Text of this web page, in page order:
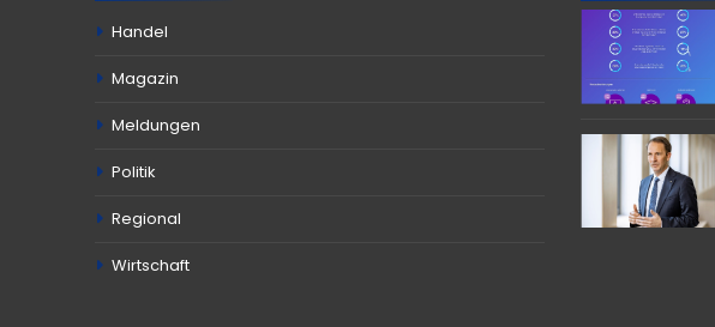
Handel
Magazin
Meldungen
Politik
Regional
Wirtschaft